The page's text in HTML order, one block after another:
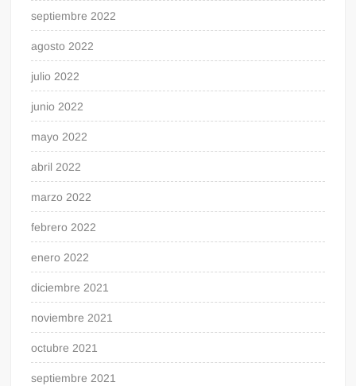
septiembre 2022
agosto 2022
julio 2022
junio 2022
mayo 2022
abril 2022
marzo 2022
febrero 2022
enero 2022
diciembre 2021
noviembre 2021
octubre 2021
septiembre 2021